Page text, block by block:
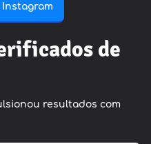
Instagram
de
resultados com